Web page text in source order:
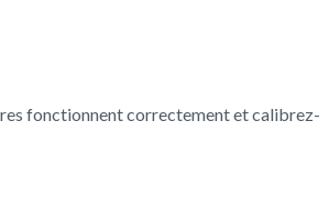
fonctionnent correctement et calibrez-